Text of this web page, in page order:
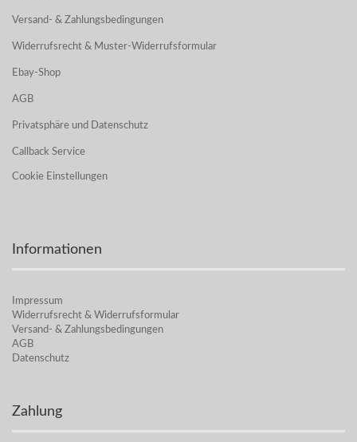
Versand- & Zahlungsbedingungen
Widerrufsrecht & Muster-Widerrufsformular
Ebay-Shop
AGB
Privatsphäre und Datenschutz
Callback Service
Cookie Einstellungen
Informationen
Impressum
Widerrufsrecht & Widerrufsformular
Versand- & Zahlungsbedingungen
AGB
Datenschutz
Zahlung